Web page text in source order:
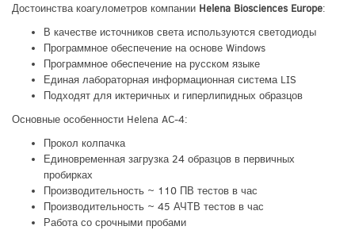
Достоинства коагулометров компании Helena Biosciences Europe:
В качестве источников света используются светодиоды
Программное обеспечение на основе Windows
Программное обеспечение на русском языке
Единая лабораторная информационная система LIS
Подходят для иктеричных и гиперлипидных образцов
Основные особенности Helena AC-4:
Прокол колпачка
Единовременная загрузка 24 образцов в первичных
пробирках
Производительность ~ 110 ПВ тестов в час
Производительность ~ 45 АЧТВ тестов в час
Работа со срочными пробами